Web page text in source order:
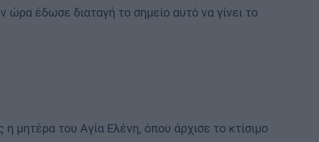
έδωσε διαταγή το σημείο αυτό να γίνει το
μητέρα του Αγία Ελένη, όπου άρχισε το κτίσιμο